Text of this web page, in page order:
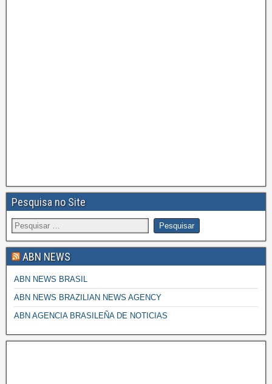
Pesquisa no Site
ABN NEWS
ABN NEWS BRASIL
ABN NEWS BRAZILIAN NEWS AGENCY
ABN AGENCIA BRASILEÑA DE NOTICIAS